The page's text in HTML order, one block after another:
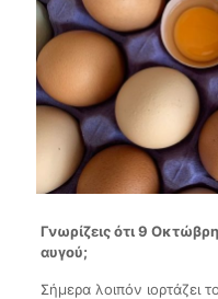
Γνωρίζεις ότι 9
αυγού;
Σήμερα λοιπόν ιορτάζει